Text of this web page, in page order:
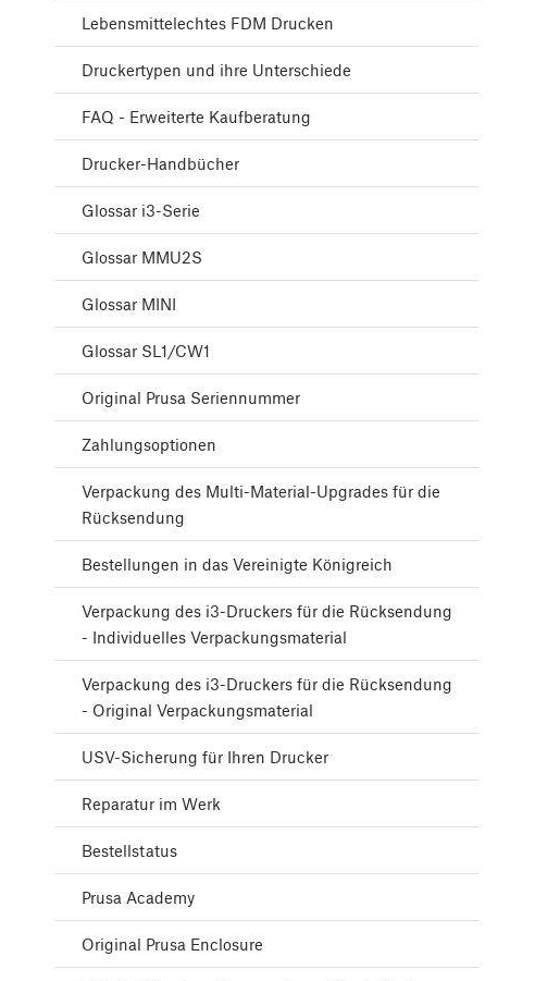
Lebensmittelechtes FDM Drucken
Druckertypen und ihre Unterschiede
FAQ - Erweiterte Kaufberatung
Drucker-Handbücher
Glossar i3-Serie
Glossar MMU2S
Glossar MINI
Glossar SL1/CW1
Original Prusa Seriennummer
Zahlungsoptionen
Verpackung des Multi-Material-Upgrades für die
Rücksendung
Bestellungen in das Vereinigte Königreich
Verpackung des i3-Druckers für die Rücksendung
- Individuelles Verpackungsmaterial
Verpackung des i3-Druckers für die Rücksendung
- Original Verpackungsmaterial
USV-Sicherung für Ihren Drucker
Reparatur im Werk
Bestellstatus
Prusa Academy
Original Prusa Enclosure